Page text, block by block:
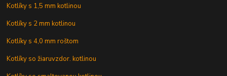
Kotlíky s 1,5 mm kotlinou
Kotlíky s 2 mm kotlinou
Kotlíky s 4,0 mm roštom
Kotlíky so žiaruvzdor. kotlinou